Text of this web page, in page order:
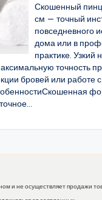
Скошенный
см — точный
повседневного
дома или в
практике. Узкий
точность
бровей или работе
и не осуществляет продажи